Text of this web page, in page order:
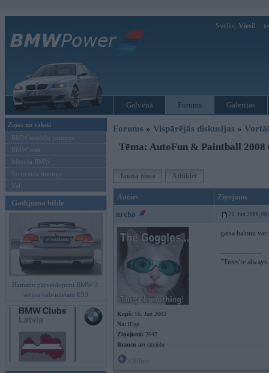
Sveiks, Viesi!
Galvenā Forums Galerijas
Ziņas un raksti
BMW modeļu jaunumi
BMW testi
Mēneša BMW
Sērijveida tūnings
Vel...
Gadījuma bilde
Hamann pārveidojumi BMW 3.
sērijas kabrioletam E93
Forums » Vispārējās diskusijas »
Tēma: AutoFun & Paintball
Jauna tēma Atbildēt
Autors Ziņojums
nrcha 22. Jun 2008,
Kopš: 16. Jun 2003
No: Rīga
Ziņojumi: 2643
Braucu ar: smaidu
gaisa balonu var
-----------------
"Trees're